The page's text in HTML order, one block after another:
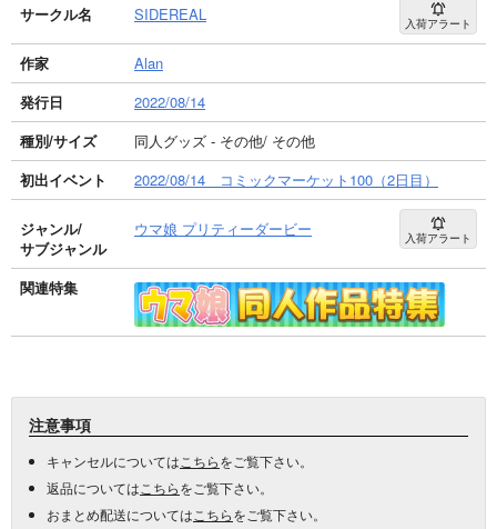
サークル名 SIDEREAL 入荷アラート
作家
Alan
発行日
2022/08/14
種別/サイズ
同人グッズ - その他/ その他
初出イベント
2022/08/14 コミックマーケット100（2日目）
ジャンル/
サブジャンル
ウマ娘 プリティーダービー 入荷アラート
関連特集
注意事項
キャンセルについては こちらをご覧下さい。
返品については こちらをご覧下さい。
おまとめ配送については こちらをご覧下さい。